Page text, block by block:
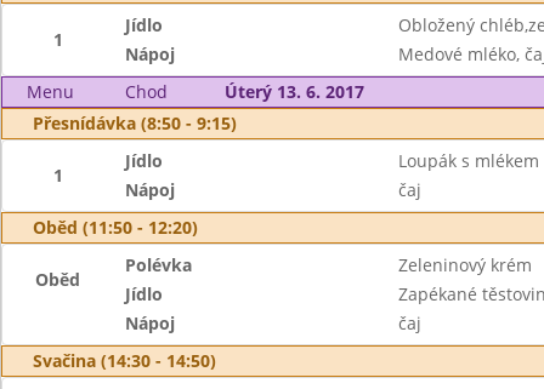
1
Jídlo
Obložený
Nápoj
Medové mléko,
Menu
Chod
Úterý 13. 6. 2017
Přesnídávka (8:50 - 9:15)
1
Jídlo
Loupák s mlékem
Nápoj
čaj
Oběd (11:50 - 12:20)
Oběd
Polévka
Zeleninový krém
Jídlo
Zapékané
Nápoj
čaj
Svačina (14:30 - 14:50)